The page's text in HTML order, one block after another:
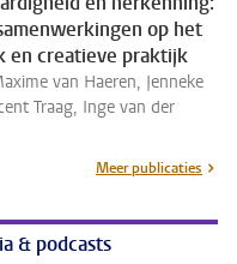
op het
en creatieve praktijk
van Haeren, Jenneke
Traag, Inge van der
Meer publicaties
& podcasts